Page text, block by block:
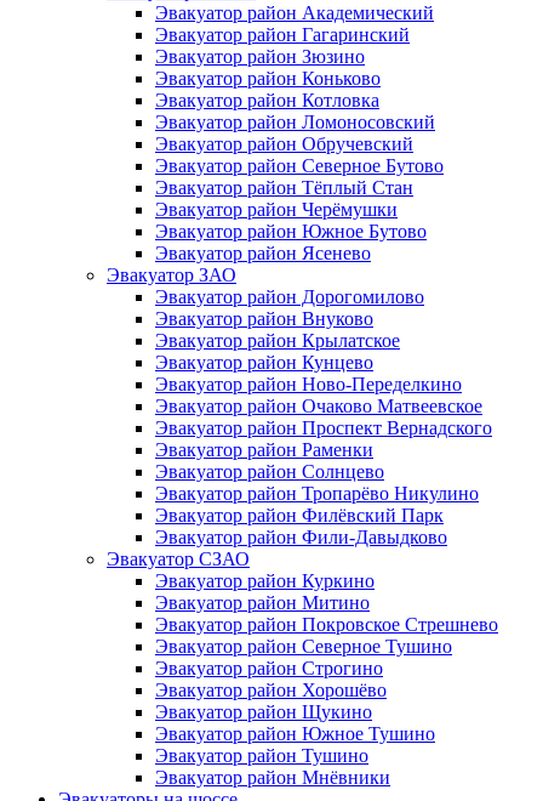
Эвакуатор район Академический
Эвакуатор район Гагаринский
Эвакуатор район Зюзино
Эвакуатор район Коньково
Эвакуатор район Котловка
Эвакуатор район Ломоносовский
Эвакуатор район Обручевский
Эвакуатор район Северное Бутово
Эвакуатор район Тёплый Стан
Эвакуатор район Черёмушки
Эвакуатор район Южное Бутово
Эвакуатор район Ясенево
Эвакуатор ЗАО
Эвакуатор район Дорогомилово
Эвакуатор район Внуково
Эвакуатор район Крылатское
Эвакуатор район Кунцево
Эвакуатор район Ново-Переделкино
Эвакуатор район Очаково Матвеевское
Эвакуатор район Проспект Вернадского
Эвакуатор район Раменки
Эвакуатор район Солнцево
Эвакуатор район Тропарёво Никулино
Эвакуатор район Филёвский Парк
Эвакуатор район Фили-Давыдково
Эвакуатор СЗАО
Эвакуатор район Куркино
Эвакуатор район Митино
Эвакуатор район Покровское Стрешнево
Эвакуатор район Северное Тушино
Эвакуатор район Строгино
Эвакуатор район Хорошёво
Эвакуатор район Щукино
Эвакуатор район Южное Тушино
Эвакуатор район Тушино
Эвакуатор район Мнёвники